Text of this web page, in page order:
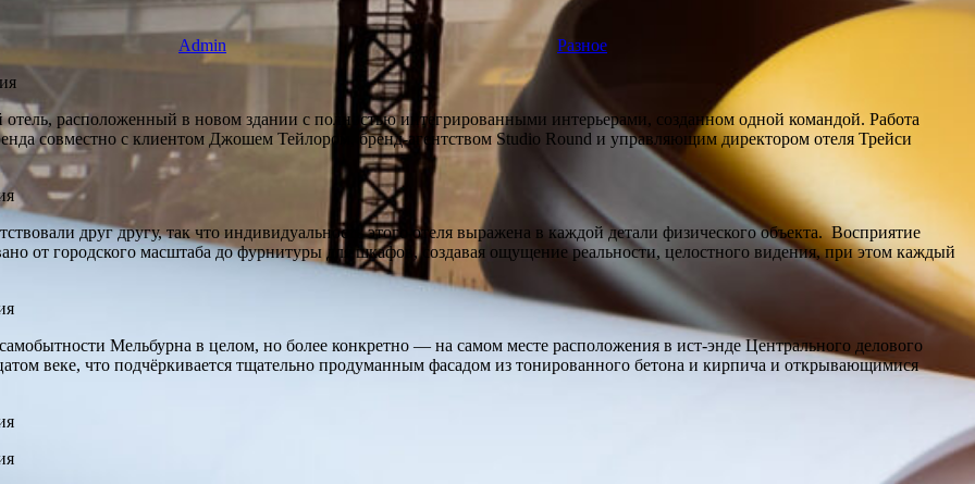
Admin Разное
расположенный в новом здании с полностью интегрированными интерьерами, созданном одной командой. Работа
совместно с клиентом Джошем Тейлором, бренд-агентством Studio Round и управляющим директором отеля Трейси
друг другу, так что индивидуальность этого отеля выражена в каждой детали физического объекта. Восприятие
от городского масштаба до фурнитуры для шкафов, создавая ощущение реальности, целостного видения, при этом каждый
Мельбурна в целом, но более конкретно — на самом месте расположения в ист-энде Центрального делового
веке, что подчёркивается тщательно продуманным фасадом из тонированного бетона и кирпича и открывающимися